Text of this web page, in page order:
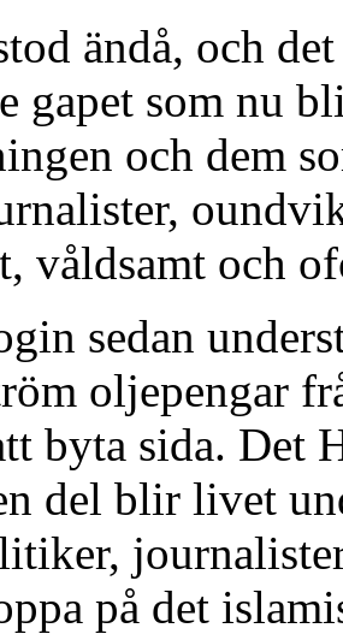
ändå, och
gapet som nu
och dem
våldsamt och
sedan
oljepengar
byta sida. Det
del blir livet
på det